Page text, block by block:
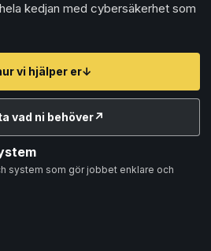
kedjan med cybersäkerhet som
vi hjälper er↓
vad ni behöver↗
system som gör jobbet enklare och